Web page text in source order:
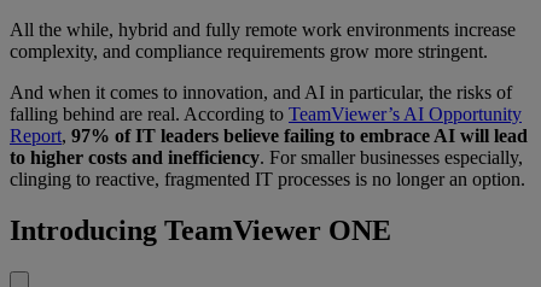
All the while, hybrid and fully remote work environments increase
complexity, and compliance requirements grow more stringent.
And when it comes to innovation, and AI in particular, the risks of
falling behind are real. According to TeamViewer’s AI Opportunity
Report, 97% of IT leaders believe failing to embrace AI will lead
to higher costs and inefficiency. For smaller businesses especially,
clinging to reactive, fragmented IT processes is no longer an option.
Introducing TeamViewer ONE